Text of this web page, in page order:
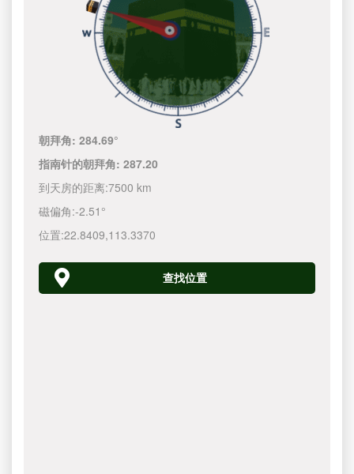
朝拜角:284.69°
指南针的朝拜角:287.20
到天房的距离:7500 km
磁偏角:-2.51°
位置:22.8409,113.3370
查找位置